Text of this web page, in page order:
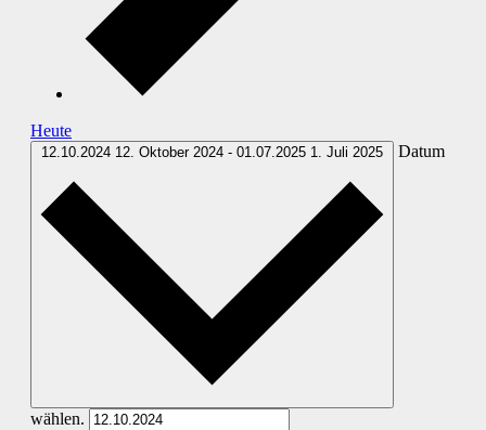
Heute
12.10.2024 12. Oktober 2024 - 01.07.2025 1. Juli 2025 Datum
wählen.